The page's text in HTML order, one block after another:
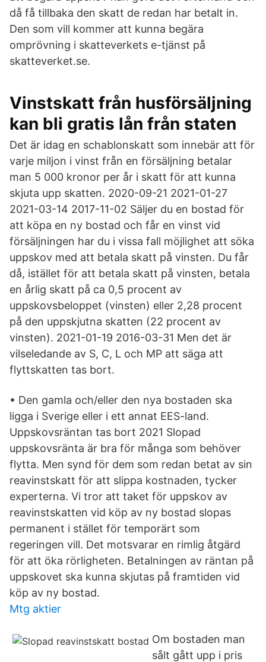
då få tillbaka den skatt de redan har betalt in.
Den som vill kommer att kunna begära
omprövning i skatteverkets e-tjänst på
skatteverket.se.
Vinstskatt från husförsäljning
kan bli gratis lån från staten
Det är idag en schablonskatt som innebär att för
varje miljon i vinst från en försäljning betalar
man 5 000 kronor per år i skatt för att kunna
skjuta upp skatten. 2020-09-21 2021-01-27
2021-03-14 2017-11-02 Säljer du en bostad för
att köpa en ny bostad och får en vinst vid
försäljningen har du i vissa fall möjlighet att söka
uppskov med att betala skatt på vinsten. Du får
då, istället för att betala skatt på vinsten, betala
en årlig skatt på ca 0,5 procent av
uppskovsbeloppet (vinsten) eller 2,28 procent
på den uppskjutna skatten (22 procent av
vinsten). 2021-01-19 2016-03-31 Men det är
vilseledande av S, C, L och MP att säga att
flyttskatten tas bort.
• Den gamla och/eller den nya bostaden ska
ligga i Sverige eller i ett annat EES-land.
Uppskovsräntan tas bort 2021 Slopad
uppskovsränta är bra för många som behöver
flytta. Men synd för dem som redan betat av sin
reavinstskatt för att slippa kostnaden, tycker
experterna. Vi tror att taket för uppskov av
reavinstskatten vid köp av ny bostad slopas
permanent i stället för temporärt som
regeringen vill. Det motsvarar en rimlig åtgärd
för att öka rörligheten. Betalningen av räntan på
uppskovet ska kunna skjutas på framtiden vid
köp av ny bostad.
Mtg aktier
Om bostaden man
sålt gått upp i pris